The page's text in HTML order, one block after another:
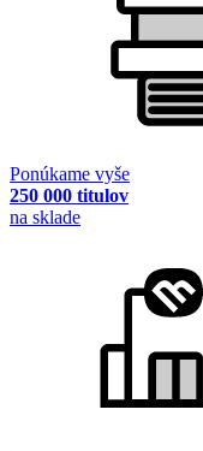
Ponúkame vyše
250 000 titulov
na sklade